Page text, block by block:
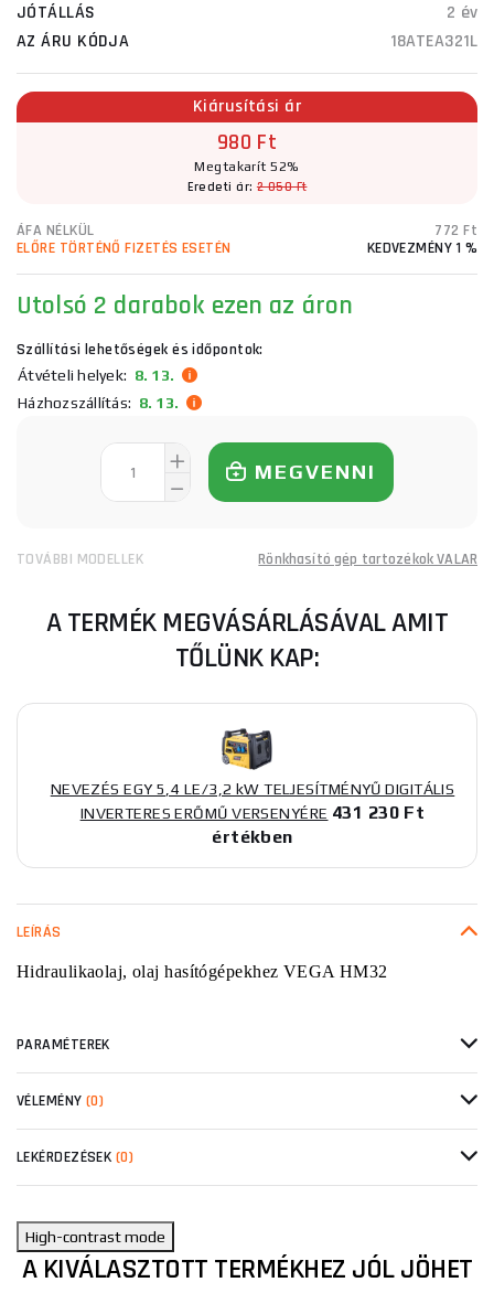
JÓTÁLLÁS
2 év
AZ ÁRU KÓDJA
18ATEA321L
Kiárusítási ár
980 Ft
Megtakarít 52%
Eredeti ár:2 050 Ft
ÁFA NÉLKÜL
772 Ft
ELŐRE TÖRTÉNŐ FIZETÉS ESETÉN
KEDVEZMÉNY 1 %
Utolsó 2 darabok ezen az áron
Szállítási lehetőségek és időpontok:
Átvételi helyek: 8. 13.
Házhozszállítás: 8. 13.
MEGVENNI
TOVÁBBI MODELLEK Rönkhasító gép tartozékok VALAR
A TERMÉK MEGVÁSÁRLÁSÁVAL AMIT
TŐLÜNK KAP:
NEVEZÉS EGY 5,4 LE/3,2 kW TELJESÍTMÉNYŰ DIGITÁLIS
INVERTERES ERŐMŰ VERSENYÉRE 431 230 Ft
értékben
LEÍRÁS
Hidraulikaolaj, olaj hasítógépekhez VEGA HM32
PARAMÉTEREK
VÉLEMÉNY (0)
LEKÉRDEZÉSEK (0)
High-contrast mode
A KIVÁLASZTOTT TERMÉKHEZ JÓL JÖHET